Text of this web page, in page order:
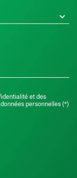
et des
personnelles (*)